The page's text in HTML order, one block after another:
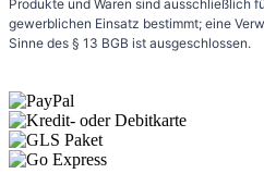
Produkte und Waren sind ausschließlich
gewerblichen Einsatz bestimmt; eine
Sinne des § 13 BGB ist ausgeschlossen.